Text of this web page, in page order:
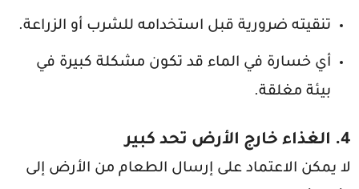
تنقيته ضرورية قبل استخدامه للشرب أو الزراعة.
أي خسارة في الماء قد تكون مشكلة كبيرة في
بيئة مغلقة.
4. الغذاء خارج الأرض تحد كبير
لا يمكن الاعتماد على إرسال الطعام من الأرض إلى